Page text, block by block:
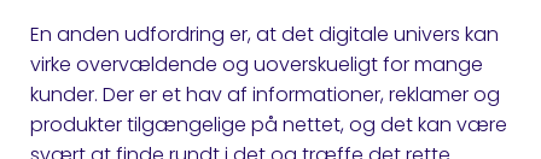
En anden udfordring er, at det digitale univers kan
virke overvældende og uoverskueligt for mange
kunder. Der er et hav af informationer, reklamer og
produkter tilgængelige på nettet, og det kan være